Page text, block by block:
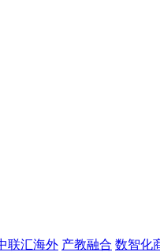
联汇海外 产教融合 数智化